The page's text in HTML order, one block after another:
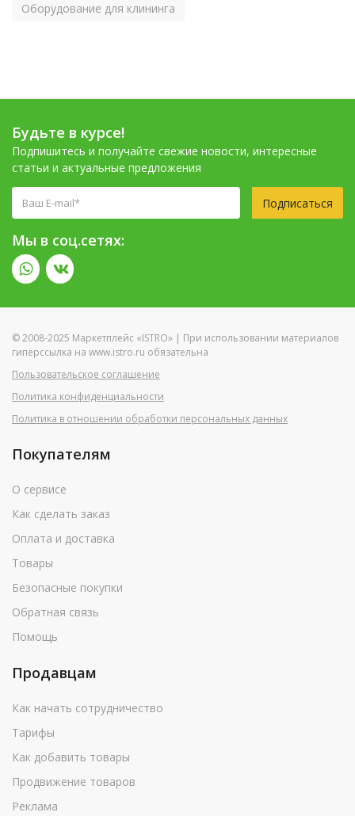
Оборудование для клининга
Будьте в курсе!
Подпишитесь и получайте свежие новости, интересные
статьи и актуальные предложения
Подписаться
Мы в соц.сетях:
© 2008-2025 Маркетплейс «ISTRO» | При использовании материалов
гиперссылка на www.istro.ru обязательна
Пользовательское соглашение
Политика конфиденциальности
Политика в отношении обработки персональных данных
Покупателям
О сервисе
Как сделать заказ
Оплата и доставка
Товары
Безопасные покупки
Обратная связь
Помощь
Продавцам
Как начать сотрудничество
Тарифы
Как добавить товары
Продвижение товаров
Реклама